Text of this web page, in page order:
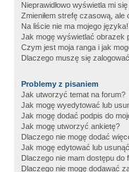
Nieprawidłowo wyświetla mi
Zmieniłem strefę czasową, ale
Na liście nie ma mojego języka!
Jak mogę wyświetlać obrazek
Czym jest moja ranga i jak
Dlaczego muszę się
Problemy z pisaniem
Jak utworzyć temat na forum?
Jak mogę wyedytować lub
Jak mogę dodać podpis do
Jak mogę utworzyć ankietę?
Dlaczego nie mogę dodać
Jak mogę edytować lub
Dlaczego nie mam dostępu do
Dlaczego nie mogę dodawać